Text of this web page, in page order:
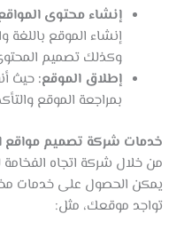
إنشاء محتوى
إنشاء الموقع باللغة
وكذلك تصميم
إطلاق الموقع:حيث
بمراجعة الموقع
خدمات شركة تصميم مواقع
من خلال شركة اتجاه الفخامة
يمكن الحصول على خدمات
تواجد موقعك، مثل: